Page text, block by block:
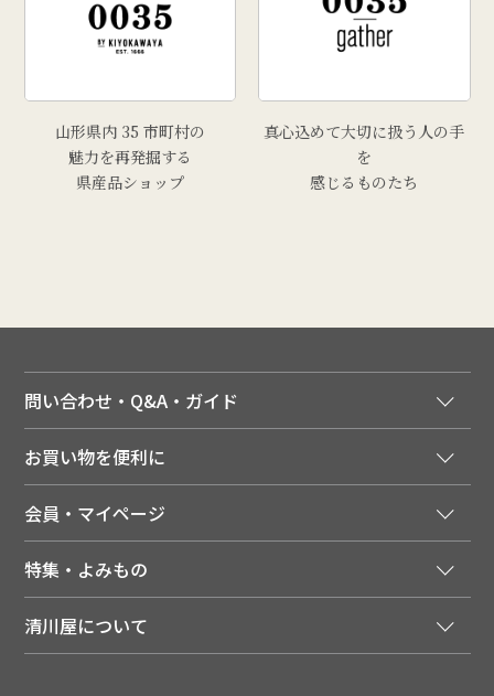
山形県内 35 市町村の
魅力を再発掘する
県産品ショップ
真心込めて大切に扱う人の手
を
感じるものたち
問い合わせ・Q&A・ガイド
ご利用ガイド
領収書について
送料について
配達日について
返品について
お買い物を便利に
季節のカタログを無料でお届け
店舗・ECポイント共通アプリ
LINEお友だち登録
会員・マイページ
会員特典について
注文履歴
特集・よみもの
メディア掲載商品
清川屋について